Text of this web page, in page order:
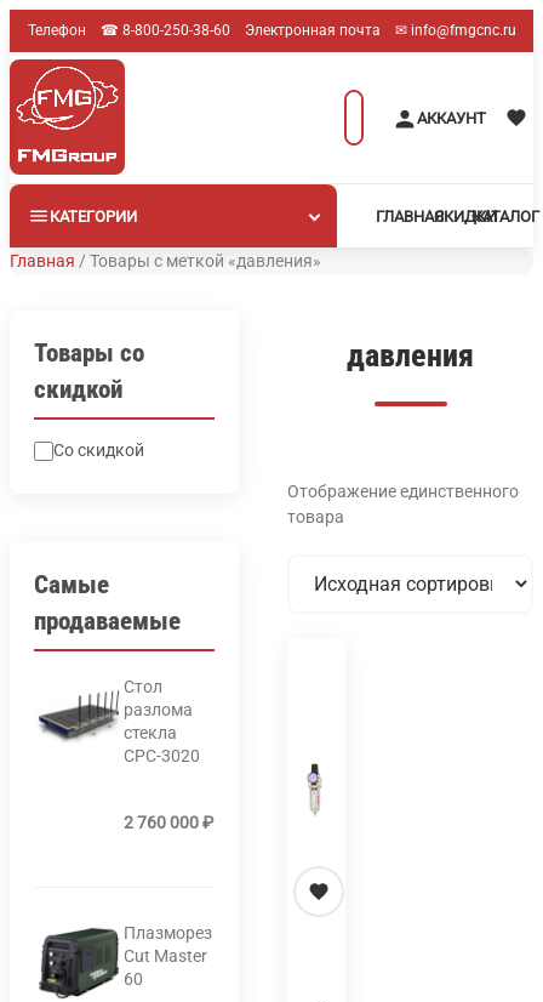
Перейти
к
содержимому
Телефон ☎︎ 8-800-250-38-60 Электронная почта ✉︎ info@fmgcnc.ru
Поиск
товаров
АККАУНТ
КАТЕГОРИИ ГЛАВНАЯ КАТАЛОГ
СКИДКИ
Главная /Товары с меткой «давления»
Товары со
скидкой
Со скидкой
Самые
продаваемые
Стол
разлома
стекла
СРС-3020
2 760 000₽
Плазморез
Cut Master
60
давления
Отображение единственного
товара